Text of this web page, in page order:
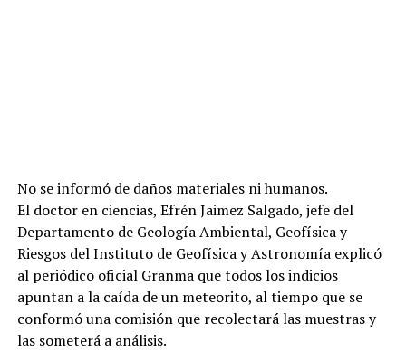
No se informó de daños materiales ni humanos.
El doctor en ciencias, Efrén Jaimez Salgado, jefe del
Departamento de Geología Ambiental, Geofísica y
Riesgos del Instituto de Geofísica y Astronomía explicó
al periódico oficial Granma que todos los indicios
apuntan a la caída de un meteorito, al tiempo que se
conformó una comisión que recolectará las muestras y
las someterá a análisis.